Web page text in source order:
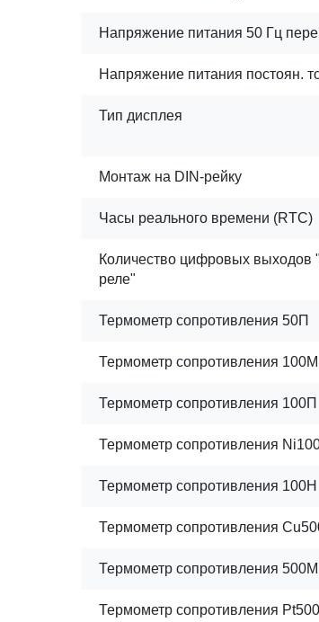
Напряжение питания 50 Гц
Напряжение питания постоян.
Тип дисплея
Монтаж на DIN-рейку
Часы реального времени (RTC)
Количество цифровых
реле"
Термометр сопротивления 50П
Термометр сопротивления 100М
Термометр сопротивления 100П
Термометр сопротивления
Термометр сопротивления 100H
Термометр сопротивления
Термометр сопротивления 500М
Термометр сопротивления Pt500